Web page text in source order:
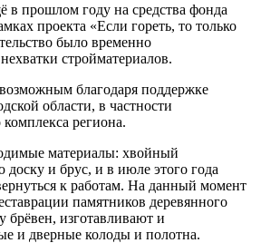
в прошлом году на средства фонда
проекта «Если гореть, то только
было временно
стройматериалов.
благодаря поддержке
области, в частности
региона.
материалы: хвойный
и брус, и в июле этого года
к работам. На данный момент
памятников деревянного
брёвен, изготавливают и
и дверные колоды и полотна.